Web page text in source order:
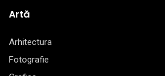
Artă
Arhitectura
Fotografie